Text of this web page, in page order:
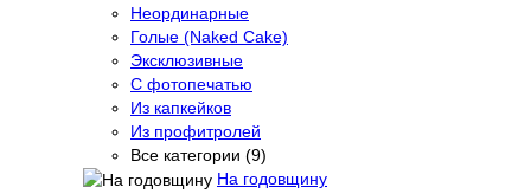
Неординарные
Голые (Naked Cake)
Эксклюзивные
С фотопечатью
Из капкейков
Из профитролей
Все категории (9)
На годовщину